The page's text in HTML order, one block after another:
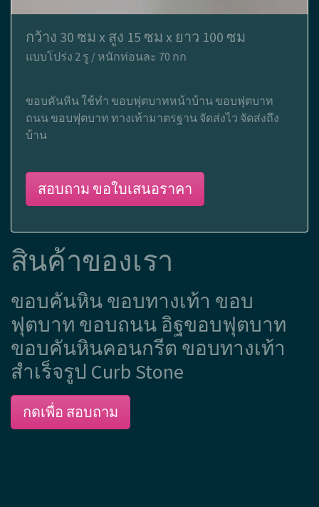
กว้าง 30 ซม x สูง 15 ซม x ยาว 100 ซม
แบบโปร่ง 2 รู / หนักท่อนละ 70 กก
ขอบคันหิน ใช้ทำ ขอบฟุตบาทหน้าบ้าน ขอบฟุตบาท
ถนน ขอบฟุตบาท ทางเท้ามาตรฐาน จัดส่งไว จัดส่งถึง
บ้าน
สอบถาม ขอใบเสนอราคา
สินค้าของเรา
ขอบคันหิน ขอบทางเท้า ขอบ
ฟุตบาท ขอบถนน อิฐขอบฟุตบาท
ขอบคันหินคอนกรีต ขอบทางเท้า
สำเร็จรูป Curb Stone
กดเพื่อ สอบถาม